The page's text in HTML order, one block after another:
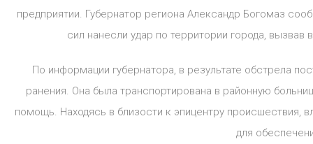
предприятии. Губернатор региона Александр Богомаз
сил нанесли удар по территории города,
По информации губернатора, в результате обстрела
ранения. Она была транспортирована в районную
помощь. Находясь в близости к эпицентру происшествия,
для